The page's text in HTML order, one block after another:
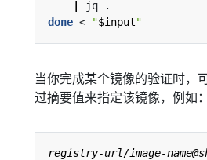
done < "$input"
当你完成某个镜像的验证时，
过摘要值来指定该镜像，例如：